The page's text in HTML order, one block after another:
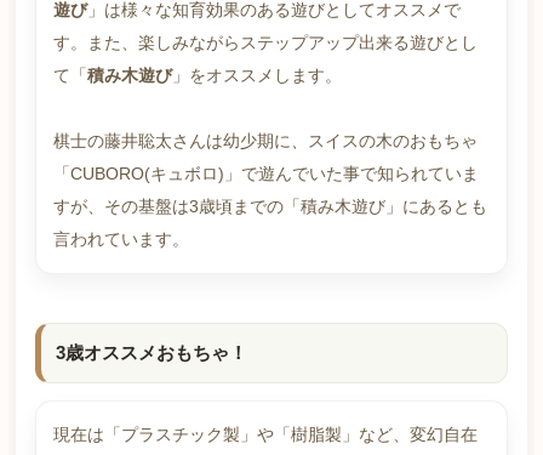
遊び」は様々な知育効果のある遊びとしてオススメで
す。また、楽しみながらステップアップ出来る遊びとし
て「積み木遊び」をオススメします。
棋士の藤井聡太さんは幼少期に、スイスの木のおもちゃ
「CUBORO(キュボロ)」で遊んでいた事で知られていま
すが、その基盤は3歳頃までの「積み木遊び」にあるとも
言われています。
3歳オススメおもちゃ！
現在は「プラスチック製」や「樹脂製」など、変幻自在